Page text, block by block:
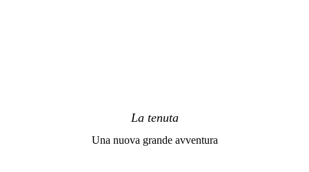
La tenuta
Una nuova grande avventura